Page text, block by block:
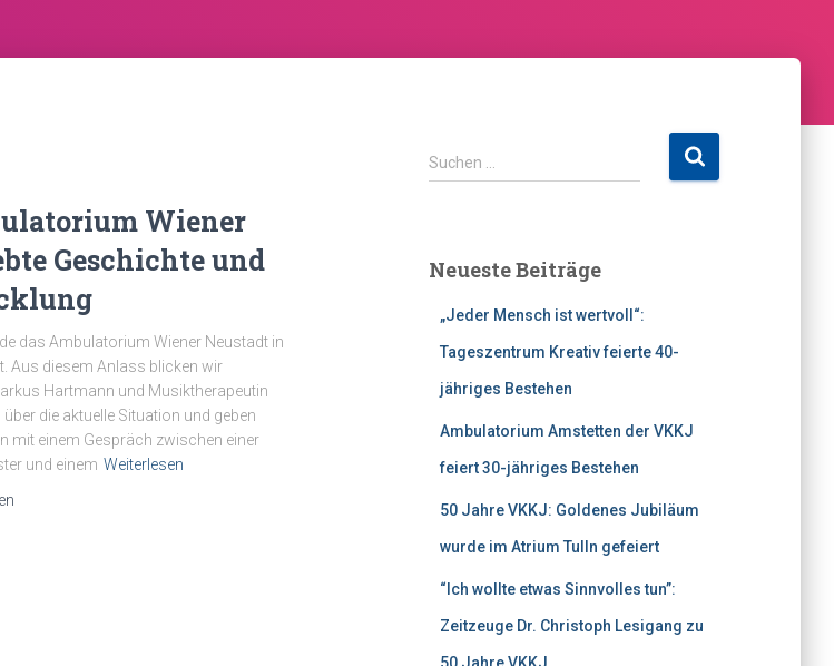
Wiener
Geschichte und
das Ambulatorium Wiener Neustadt in
Aus diesem Anlass blicken wir
Hartmann und Musiktherapeutin
die aktuelle Situation und geben
mit einem Gespräch zwischen einer
und einem Weiterlesen
S
u
n
Suchen …
Neueste Beiträge
„Jeder Mensch ist wertvoll“:
Tageszentrum Kreativ feierte 40-
jähriges Bestehen
Ambulatorium Amstetten der VKKJ
feiert 30-jähriges Bestehen
50 Jahre VKKJ: Goldenes Jubiläum
wurde im Atrium Tulln gefeiert
“Ich wollte etwas Sinnvolles tun”:
Zeitzeuge Dr. Christoph Lesigang zu